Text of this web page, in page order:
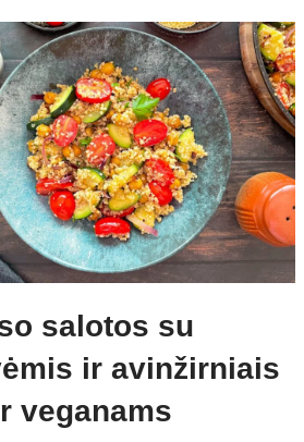
salotos su
ir avinžirniais
veganams